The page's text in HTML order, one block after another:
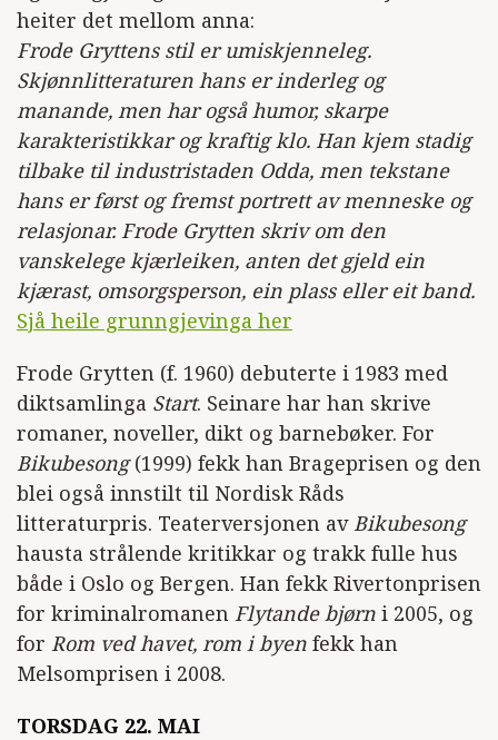
heiter det mellom anna:
Frode Gryttens stil er umiskjenneleg.
Skjønnlitteraturen hans er inderleg og
manande, men har også humor, skarpe
karakteristikkar og kraftig klo. Han kjem stadig
tilbake til industristaden Odda, men tekstane
hans er først og fremst portrett av menneske og
relasjonar. Frode Grytten skriv om den
vanskelege kjærleiken, anten det gjeld ein
kjærast, omsorgsperson, ein plass eller eit band.
Sjå heile grunngjevinga her
Frode Grytten (f. 1960) debuterte i 1983 med
diktsamlinga Start. Seinare har han skrive
romaner, noveller, dikt og barnebøker. For
Bikubesong(1999) fekk han Brageprisen og den
blei også innstilt til Nordisk Råds
litteraturpris. Teaterversjonen av Bikubesong
hausta strålende kritikkar og trakk fulle hus
både i Oslo og Bergen. Han fekk Rivertonprisen
for kriminalromanen Flytande bjørn i 2005, og
for Rom ved havet, rom i byen fekk han
Melsomprisen i 2008.
TORSDAG 22. MAI